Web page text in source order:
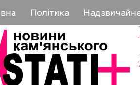
навигация
Політика